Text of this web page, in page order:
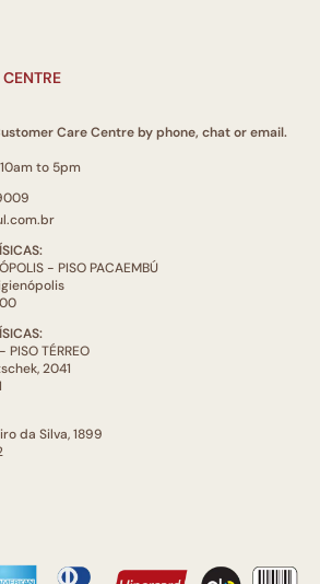
Care Centre by phone, chat or email.
to 5pm
- PISO PACAEMBÚ
PISO TÉRREO
2041
da Silva, 1899